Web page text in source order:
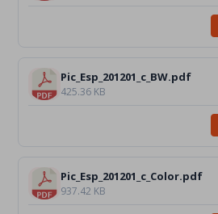
Pic_Esp_201201_c_BW.pdf
425.36 KB
Pic_Esp_201201_c_Color.pdf
937.42 KB